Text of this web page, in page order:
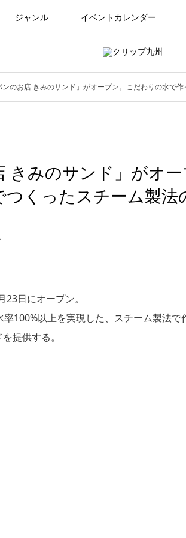
ジャンル イベントカレンダー
のお店 きみのサンド」がオープン。こだわりの水で
きみのサンド」がオ
くったスチーム製法
日にオープン。
100%以上を実現した、スチーム製法で
提供する。